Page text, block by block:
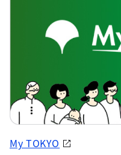
My TOKYO